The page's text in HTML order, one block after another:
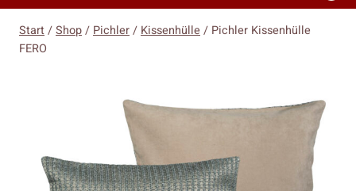
Start/Shop/ Pichler/ Kissenhülle / Pichler Kissenhülle
FERO